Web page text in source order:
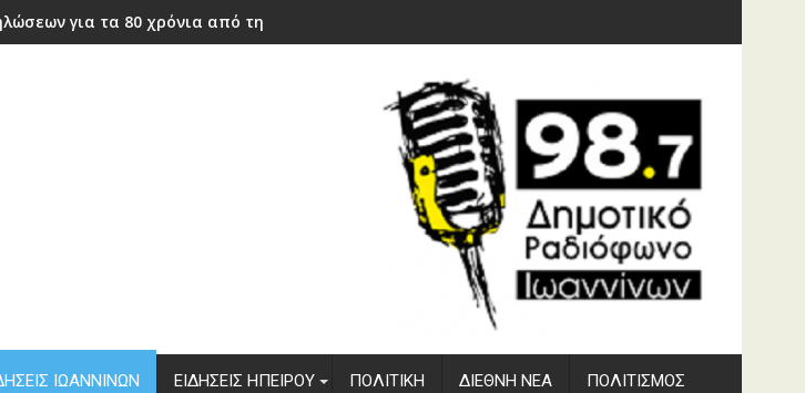
για τα 80 χρόνια από την ίδρυση του ΔΣΕ
ΙΩΑΝΝΊΝΩΝ ΕΙΔΉΣΕΙΣ ΗΠΕΊΡΟΥ ΠΟΛΙΤΙΚΉ ΔΙΕΘΝΉ ΝΈΑ ΠΟΛΙΤΙΣΜΌΣ